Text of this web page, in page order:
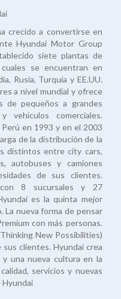
crecido a convertirse en
Hyundai Motor Group
siete plantas de
se encuentran en
Rusia, Turquía y EE.UU.
a nivel mundial y ofrece
de pequeños a grandes
vehículos comerciales.
en 1993 y en el 2003
de la distribución de la
distintos entre city cars,
autobuses y camiones
de sus clientes.
con 8 sucursales y 27
es la quinta mejor
La nueva forma de pensar
con más personas.
New Possibilities)
sus clientes. Hyundai crea
y una nueva cultura en la
servicios y nuevas
Hyundai